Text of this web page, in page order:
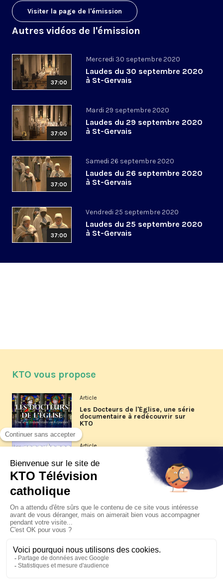
Visiter la page de l'émission
Autres vidéos de l'émission
37:00
Mercredi 30 septembre 2020
Laudes du 30 septembre 2020
à St-Gervais
37:00
Mardi 29 septembre 2020
Laudes du 29 septembre 2020
à St-Gervais
37:00
Samedi 26 septembre 2020
Laudes du 26 septembre 2020
à St-Gervais
37:00
Vendredi 25 septembre 2020
Laudes du 25 septembre 2020
à St-Gervais
KTO vous propose
Article
Les Docteurs de l'Église, une série
documentaire à redécouvrir sur
KTO
Article
Les reportages d'été 2026 de KTO
La visite pastorale du pape Léon
XIV à Assise à suivre sur KTO le
jeudi 6 août
Le pape en Uruguay, Argentine et
Pérou du 6 au 17 novembre 2026